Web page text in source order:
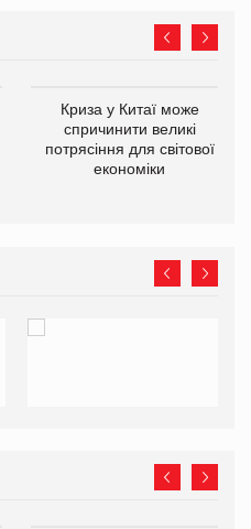
Криза у Китаї може
спричинити великі
потрясіння для світової
економіки